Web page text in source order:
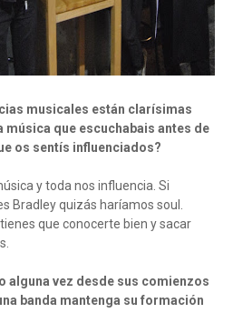
musicales están clarísimas
música que escuchabais antes de
os sentís influenciados?
y toda nos influencia. Si
Bradley quizás haríamos soul.
que conocerte bien y sacar
alguna vez desde sus comienzos
banda mantenga su formación